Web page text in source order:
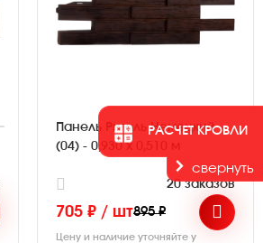
РАСЧЕТ КРОВЛИ
свернуть
Панель Ригель Немецкий
(04) - 0,930 х 0,510 м
20 заказов
705 ₽ / шт895 ₽
Цену и наличие уточняйте у